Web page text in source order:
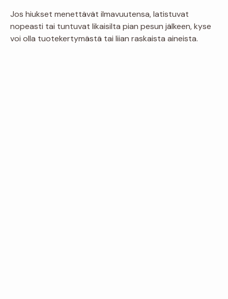
Jos hiukset menettävät ilmavuutensa, latistuvat
nopeasti tai tuntuvat likaisilta pian pesun jälkeen, kyse
voi olla tuotekertymästä tai liian raskaista aineista.